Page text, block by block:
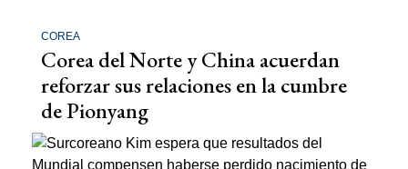
COREA
Corea del Norte y China acuerdan
reforzar sus relaciones en la cumbre
de Pionyang